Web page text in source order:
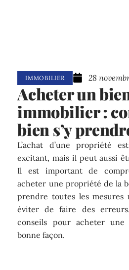
IMMOBILIER 28
Acheter un
immobilier :
bien s’y
L’achat d’une propriété
excitant, mais il peut aussi
Il est important de
acheter une propriété de la
prendre toutes les mesures
éviter de faire des
conseils pour acheter
bonne façon.